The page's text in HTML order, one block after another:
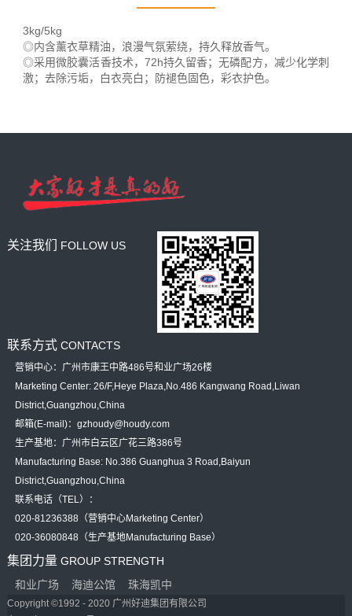
and provider
3kg/5kg
◎内含薰衣草精油，浪漫气氛萦绕，持久释放香气。
◎采用微胶囊活香技术，72h持久留香；无磷配方，减少化学刺
激；去除污垢，白衣亮白；防褪色固色，彩衣护色。
关注我们 FOLLOW US
联系方式 CONTACTS
营销中心：广州市康王中路486号和业广场26楼
Marketing Center: 26/F,Heye Plaza,No.486 Kangwang Road,Liwan
District,Guangzhou,China
邮箱(E-mail)：gzhoudy@houdy.com
生产基地：广州市白云区广花三路386号
Manufacturing Base: No.386 Guanghua 3 Road,Baiyun
District,Guangzhou,China
联系电话（TEL）：
020-81236388（营销中心Marketing Center）
020-36080848（生产基地Manufacturing Base）
集团力量 GROUP STRENGTH
和业广场
海迪公馆 珠海凯中
Copyright ©1992 - 2020 广州好迪集团有限公司